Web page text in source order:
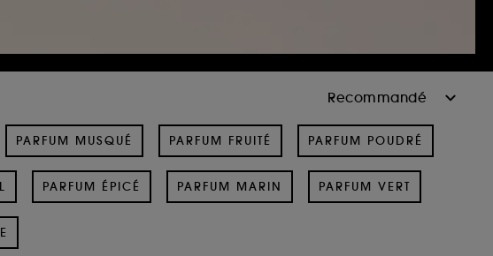
PARFUM MUSQUÉ PARFUM FRUITÉ PARFUM POUDRÉ
PARFUM ÉPICÉ PARFUM MARIN PARFUM VERT